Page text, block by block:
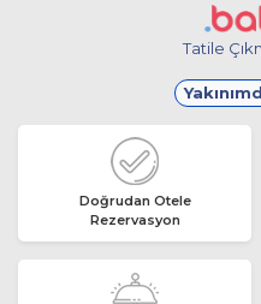
Tatile
Doğrudan Otele
Rezervasyon